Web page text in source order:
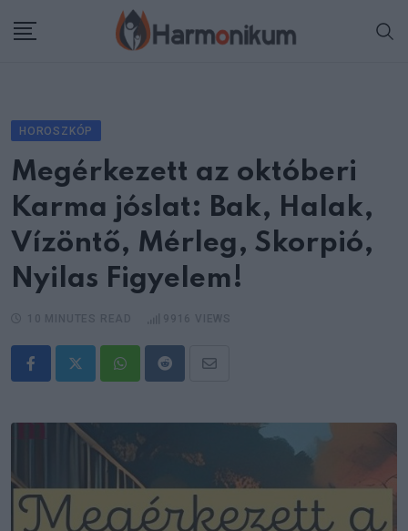
HOROSZKÓP
Megérkezett az októberi
Karma jóslat: Bak, Halak,
Vízöntő, Mérleg, Skorpió,
Nyilas Figyelem!
WhatsappRedditShare
Email